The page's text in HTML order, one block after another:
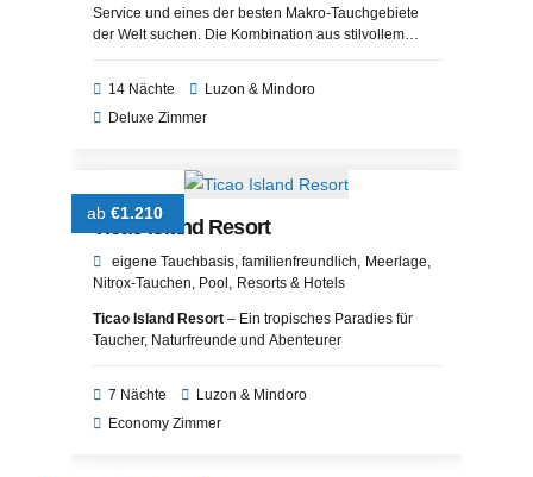
Service und eines der besten Makro-Tauchgebiete
der Welt suchen. Die Kombination aus stilvollem
Boutique-Resort, exzellenter Küche und
besten Adressen in Anilao und den gesamten
Philippinen.
14 Nächte
Luzon & Mindoro
Deluxe Zimmer
ab €1.210
Ticao Island Resort
eigene Tauchbasis familienfreundlich
Meerlage
Nitrox-Tauchen Pool Resorts & Hotels
Ticao Island Resort – Ein tropisches Paradies für
Taucher, Naturfreunde und Abenteurer
7 Nächte
Luzon & Mindoro
Economy Zimmer